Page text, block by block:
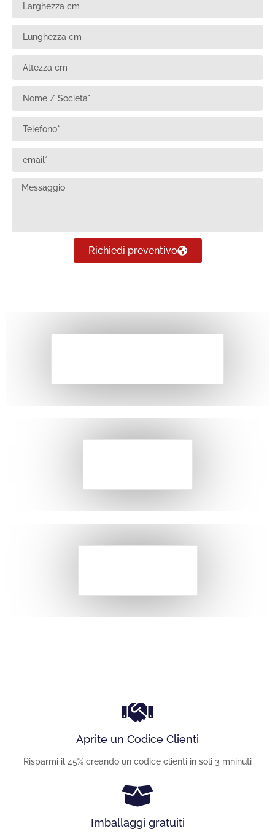
Richiedi preventivo
Aprite un Codice Clienti
Risparmi il 45% creando un codice clienti in soli 3 mninuti
Imballaggi gratuiti